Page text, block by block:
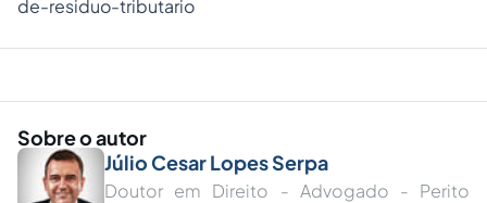
de-residuo-tributario
Sobre o autor
Júlio Cesar Lopes Serpa
Doutor em Direito - Advogado - Perito